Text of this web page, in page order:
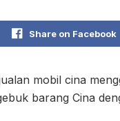
Share on Facebook
mobil cina
barang Cina